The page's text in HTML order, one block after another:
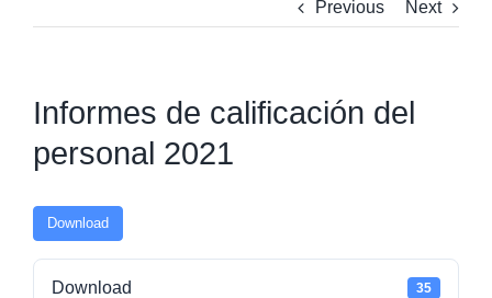
Previous Next
Informes de calificación del
personal 2021
Download
Download 35